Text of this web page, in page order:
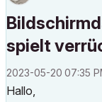
spielt
‎2023-05-20 07:35
Hallo,